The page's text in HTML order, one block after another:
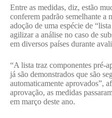
Entre as medidas, diz, estão
conferem padrão semelhante a
adoção de uma espécie de
agilizar a análise no caso de
em diversos países durante
“A lista traz componentes pré-
já são demonstrados que são
automaticamente aprovados”,
aprovação, as medidas
em março deste ano.